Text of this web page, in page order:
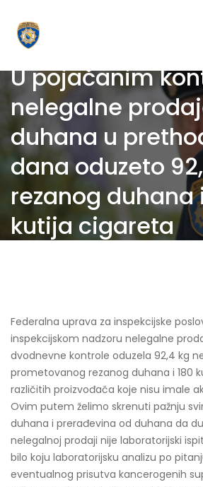
U pojačanim
nelegalne
duhana u
dana oduzeto
rezanog duhana
kutija cigareta
Federalna uprava za inspekcijske
inspekcijskom nadzoru nelegalne
dvodnevne kontrole oduzela 92,4 kg
prometovanog rezanog duhana i 180
različitih proizvođača koje nisu imale
Ovim putem želimo skrenuti pažnju
duhana i prerađevina od duhana da
nelegalnoj prodaji nije laboratorijski
bilo koju laboratorijsku analizu po
eventualnog prisutva kancerogenih